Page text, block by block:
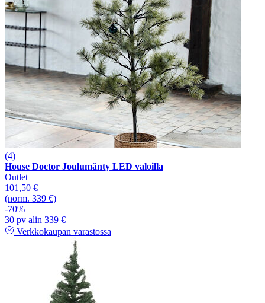
(4)
House Doctor Joulumänty LED valoilla
Outlet
101,50 €
(norm. 339 €)
-70%
30 pv alin 339 €
Verkkokaupan varastossa